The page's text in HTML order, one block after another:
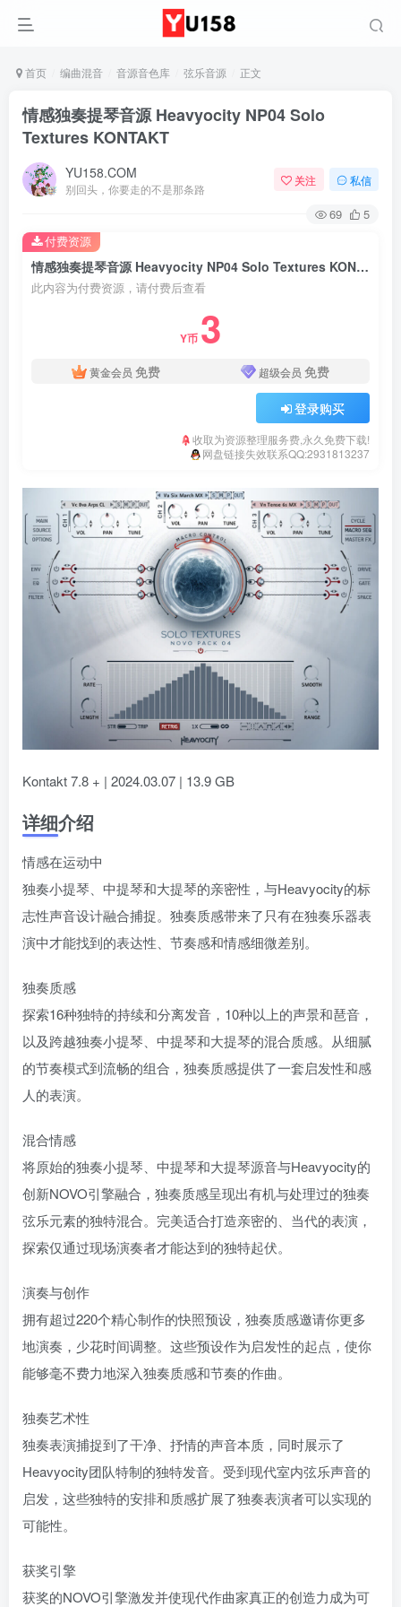
首页 编曲混音 音源音色库 弦乐音源 正文
情感独奏提琴音源 Heavyocity NP04 Solo
Textures KONTAKT
YU158.COM
别回头，你要走的不是那条路
关注 私信
69 5
情感独奏提琴音源 Heavyocity NP04 Solo Textures KONTAKT
此内容为付费资源，请付费后查看
Y币 3
黄金会员 免费 超级会员 免费
登录购买
收取为资源整理服务费,永久免费下载!
网盘链接失效联系QQ:2931813237
付费资源
Kontakt 7.8 + | 2024.03.07 | 13.9 GB
详细介绍
情感在运动中
独奏小提琴、中提琴和大提琴的亲密性，与Heavyocity的标
志性声音设计融合捕捉。独奏质感带来了只有在独奏乐器表
演中才能找到的表达性、节奏感和情感细微差别。
独奏质感
探索16种独特的持续和分离发音，10种以上的声景和琶音，
以及跨越独奏小提琴、中提琴和大提琴的混合质感。从细腻
的节奏模式到流畅的组合，独奏质感提供了一套启发性和感
人的表演。
混合情感
将原始的独奏小提琴、中提琴和大提琴源音与Heavyocity的
创新NOVO引擎融合，独奏质感呈现出有机与处理过的独奏
弦乐元素的独特混合。完美适合打造亲密的、当代的表演，
探索仅通过现场演奏者才能达到的独特起伏。
演奏与创作
拥有超过220个精心制作的快照预设，独奏质感邀请你更多
地演奏，少花时间调整。这些预设作为启发性的起点，使你
能够毫不费力地深入独奏质感和节奏的作曲。
独奏艺术性
独奏表演捕捉到了干净、抒情的声音本质，同时展示了
Heavyocity团队特制的独特发音。受到现代室内弦乐声音的
启发，这些独特的安排和质感扩展了独奏表演者可以实现的
可能性。
获奖引擎
获奖的NOVO引擎激发并使现代作曲家真正的创造力成为可